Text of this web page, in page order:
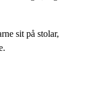
sit på stolar,